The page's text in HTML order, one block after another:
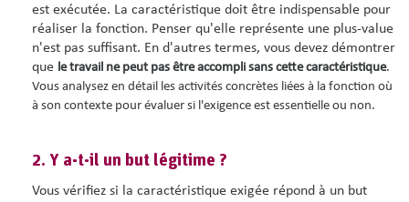
est exécutée. La caractéristique doit être indispensable pour
réaliser la fonction. Penser qu'elle représente une plus-value
n'est pas suffisant. En d'autres termes, vous devez démontrer
que le travail ne peut pas être accompli sans cette caractéristique.
Vous analysez en détail les activités concrètes liées à la fonction où
à son contexte pour évaluer si l'exigence est essentielle ou non.
2. Y a-t-il un but légitime ?
Vous vérifiez si la caractéristique exigée répond à un but